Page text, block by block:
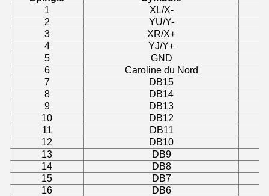
1
XL/X-
2
YU/Y-
3
XR/X+
4
YJ/Y+
5
GND
6
Caroline du Nord
7
DB15
8
DB14
9
DB13
10
DB12
11
DB11
12
DB10
13
DB9
14
DB8
15
DB7
16
DB6